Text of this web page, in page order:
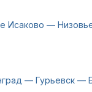
Исаково —
— Гурьевск —